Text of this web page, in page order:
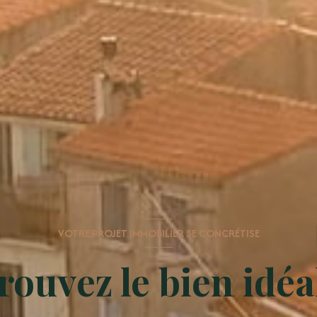
VOTRE PROJET IMMOBILIER SE CONCRÉTISE
le bien